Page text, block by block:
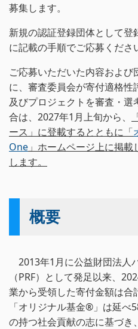
募集します。
新規の認証登録団体として
に記載の手順でご応募くださ
ご応募いただいた内容およ
に、審査委員会が寄付適格
及びプロジェクトを審査・
合は、2027年1月上旬から、
ース」に登載するとともに「
One 」ホームページ上に掲
します。
概要
2013年1月に公益財団法人
（PRF）として発足以来、
業から受領した寄付金額は合
「オリジナル基金®」は延べ
の持つ社会貢献の志に基づき